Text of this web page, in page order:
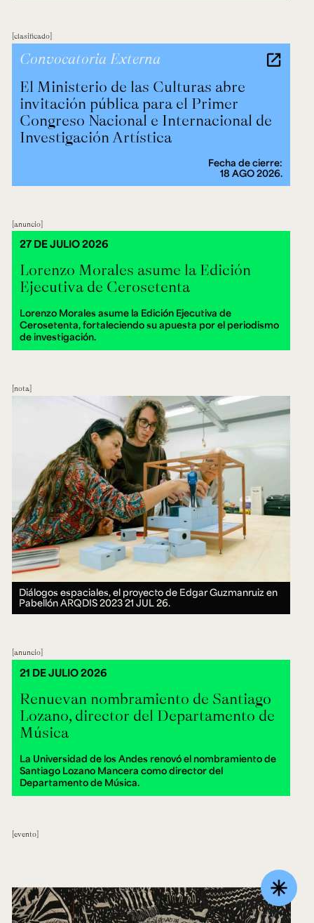
clasificado
El Ministerio de las Culturas abre
invitación pública para el Primer
Congreso Nacional e Internacional de
Investigación Artística
Convocatoria Externa
Fecha de cierre:
18 AGO 2026.
anuncio
Lorenzo Morales asume la Edición
Ejecutiva de Cerosetenta
Lorenzo Morales asume la Edición Ejecutiva de
Cerosetenta, fortaleciendo su apuesta por el periodismo
de investigación.
27 DE JULIO 2026
nota
Diálogos espaciales, el proyecto de Edgar Guzmanruiz en
Pabellón ARQDIS 202321 JUL 26.
anuncio
Renuevan nombramiento de Santiago
Lozano, director del Departamento de
Música
La Universidad de los Andes renovó el nombramiento de
Santiago Lozano Mancera como director del
Departamento de Música.
21 DE JULIO 2026
evento
asterisk